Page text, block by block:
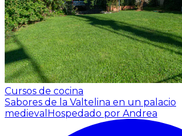
Cursos de cocina
Sabores de la Valtelina en un palacio
medieval Hospedado por Andrea